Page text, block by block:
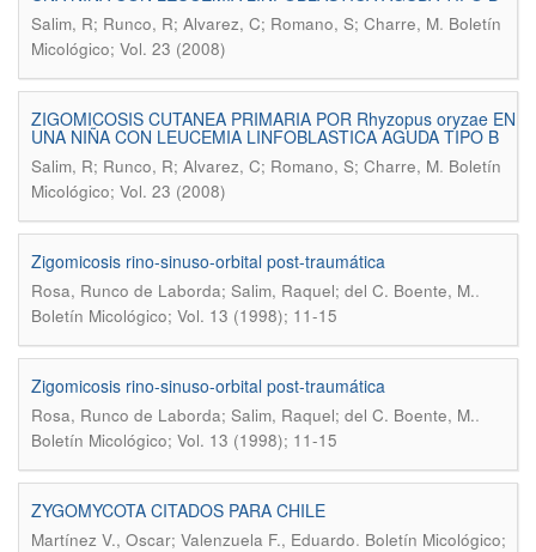
Salim, R; Runco, R; Alvarez, C; Romano, S; Charre, M. Boletín
Micológico; Vol. 23 (2008)
ZIGOMICOSIS CUTANEA PRIMARIA POR Rhyzopus oryzae EN
UNA NIÑA CON LEUCEMIA LINFOBLASTICA AGUDA TIPO B
Salim, R; Runco, R; Alvarez, C; Romano, S; Charre, M. Boletín
Micológico; Vol. 23 (2008)
Zigomicosis rino-sinuso-orbital post-traumática
Rosa, Runco de Laborda; Salim, Raquel; del C. Boente, M..
Boletín Micológico; Vol. 13 (1998); 11-15
Zigomicosis rino-sinuso-orbital post-traumática
Rosa, Runco de Laborda; Salim, Raquel; del C. Boente, M..
Boletín Micológico; Vol. 13 (1998); 11-15
ZYGOMYCOTA CITADOS PARA CHILE
Martínez V., Oscar; Valenzuela F., Eduardo. Boletín Micológico;